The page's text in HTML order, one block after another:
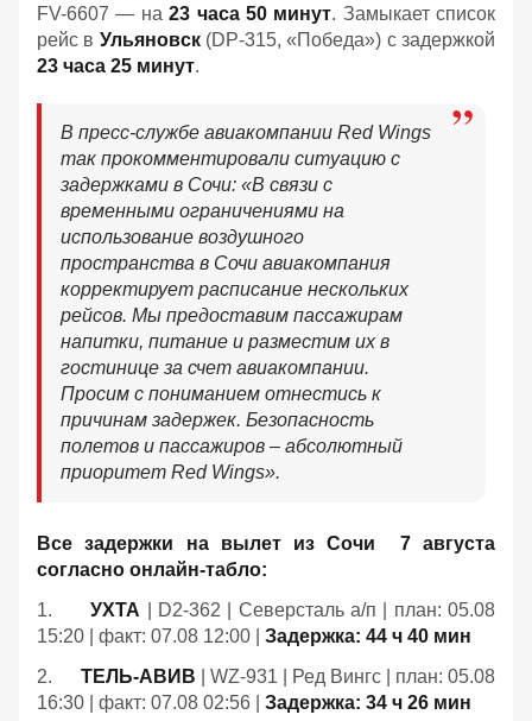
FV-6607 — на23 часа 50 минут. Замыкает список
рейс в Ульяновск(DP-315, «Победа») с задержкой
23 часа 25 минут.
В пресс-службе авиакомпании Red Wings
так прокомментировали ситуацию с
задержками в Сочи: «В связи с
временными ограничениями на
использование воздушного
пространства в Сочи авиакомпания
корректирует расписание нескольких
рейсов. Мы предоставим пассажирам
напитки, питание и разместим их в
гостинице за счет авиакомпании.
Просим с пониманием отнестись к
причинам задержек. Безопасность
полетов и пассажиров – абсолютный
приоритет Red Wings».
Все задержки на вылет из Сочи 7 августа
согласно онлайн-табло:
1.УХТА | D2-362 | Северсталь а/п | план: 05.08
15:20 | факт: 07.08 12:00 | Задержка: 44 ч 40 мин
2. ТЕЛЬ-АВИВ | WZ-931 | Ред Вингс | план: 05.08
16:30 | факт: 07.08 02:56 | Задержка: 34 ч 26 мин